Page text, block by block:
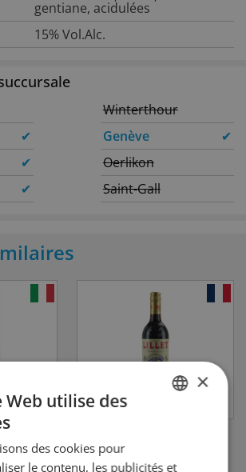
gentiane, acidulées
15% Vol.Alc.
✔
✔
✔
Winterthour
Genève
✔
Oerlikon
Saint-Gall
×
Web utilise des
des cookies pour
le contenu, les publicités et